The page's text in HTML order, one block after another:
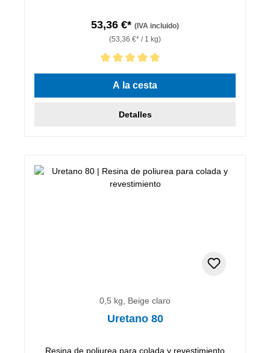
53,36 €* (IVA incluido)
(53,36 €* / 1 kg)
Calificación promedio de 5 de 5 estrellas
A la cesta
Detalles
0,5 kg, Beige claro
Uretano 80
Resina de poliurea para colada y revestimiento